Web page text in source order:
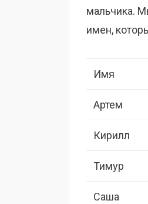
мальчика.
имен,
Имя
Артем
Кирилл
Тимур
Саша